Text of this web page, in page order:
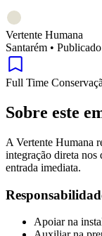
Vertente Humana
Santarém •
Full Time
Sobre este
A Vertente Humana
integração direta nos
entrada imediata.
Apoiar na